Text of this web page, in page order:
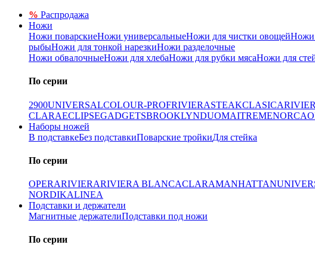
% Распродажа
Ножи
Ножи поварскиеНожи универсальныеНожи для чистки овощейНожи
рыбыНожи для тонкой нарезкиНожи разделочные
Ножи обвалочныеНожи для хлебаНожи для рубки мясаНожи для
По серии
2900UNIVERSALCOLOUR-PROFRIVIERASTEAKCLASICA
CLARAECLIPSEGADGETSBROOKLYNDUOMAITREMENORCA
Наборы ножей
В подставкеБез подставкиПоварские тройкиДля стейка
По серии
OPERARIVIERARIVIERA BLANCACLARAMANHATTAN
NORDIKALINEA
Подставки и держатели
Магнитные держателиПодставки под ножи
По серии